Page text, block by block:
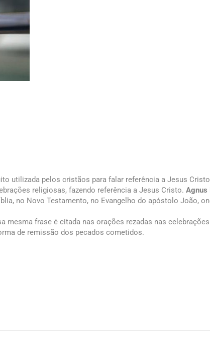
utilizada pelos cristãos para falar referência a Jesus
religiosas, fazendo referência a Jesus Cristo. Agnus
no Novo Testamento, no Evangelho do apóstolo João,
mesma frase é citada nas orações rezadas nas
de remissão dos pecados cometidos.